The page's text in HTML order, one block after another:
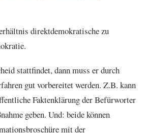
direktdemokratische zu
stattfindet, dann muss er durch
gut vorbereitet werden. Z.B. kann
Faktenklärung der Befürworter
geben. Und: beide können
mit der